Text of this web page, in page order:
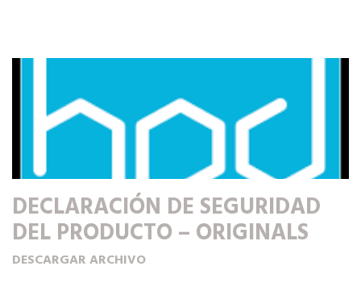
DECLARACIÓN DE SEGURIDAD
DEL PRODUCTO – ORIGINALS
DESCARGAR ARCHIVO